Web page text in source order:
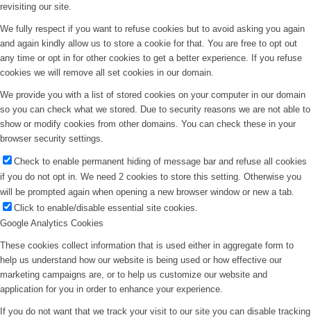
revisiting our site.
We fully respect if you want to refuse cookies but to avoid asking you again
and again kindly allow us to store a cookie for that. You are free to opt out
any time or opt in for other cookies to get a better experience. If you refuse
cookies we will remove all set cookies in our domain.
We provide you with a list of stored cookies on your computer in our domain
so you can check what we stored. Due to security reasons we are not able to
show or modify cookies from other domains. You can check these in your
browser security settings.
Check to enable permanent hiding of message bar and refuse all cookies
if you do not opt in. We need 2 cookies to store this setting. Otherwise you
will be prompted again when opening a new browser window or new a tab.
Click to enable/disable essential site cookies.
Google Analytics Cookies
These cookies collect information that is used either in aggregate form to
help us understand how our website is being used or how effective our
marketing campaigns are, or to help us customize our website and
application for you in order to enhance your experience.
If you do not want that we track your visit to our site you can disable tracking